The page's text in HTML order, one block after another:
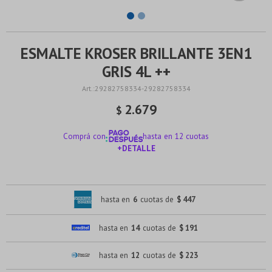
ESMALTE KROSER BRILLANTE 3EN1
GRIS 4L ++
29282758334-29282758334
$ 2.679
Comprá con
hasta en 12 cuotas
+DETALLE
hasta en 6 cuotas de $ 447
hasta en 14 cuotas de $ 191
hasta en 12 cuotas de $ 223